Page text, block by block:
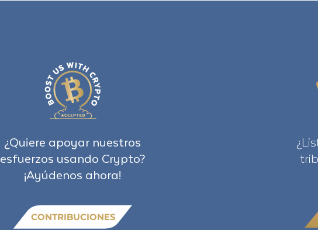
¿Quiere apoyar nuestros
esfuerzos usando Crypto?
¡Ayúdenos ahora!
CONTRIBUCIONES